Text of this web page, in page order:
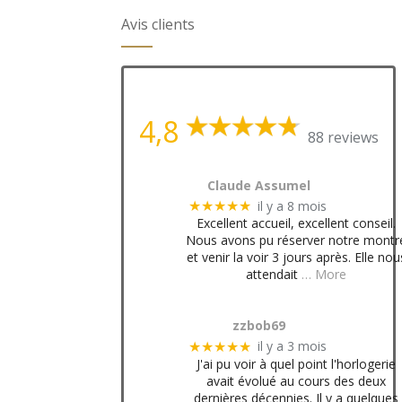
Avis clients
4,8 88 reviews
Claude Assumel
★★★★★ il y a 8 mois
Excellent accueil, excellent conseil.
Nous avons pu réserver notre
et venir la voir 3 jours après. Elle
attendait … More
zzbob69
★★★★★ il y a 3 mois
J'ai pu voir à quel point l'horlogerie
avait évolué au cours des deux
dernières décennies. Il y a quelques